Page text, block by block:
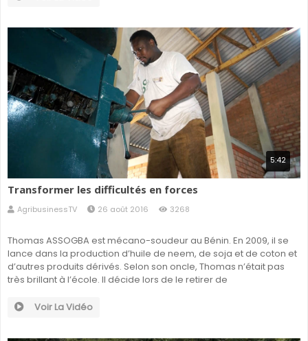
5:42
Transformer les difficultés en forces
AgribusinessTV 26 août 2016 3268
Thomas ASSOGBA est mécano-soudeur au Bénin. En 2009, il se
lance dans la production d’huile de neem, de soja et de coton et
d’autres produits dérivés. Selon son oncle, Thomas n’était pas
très brillant à l’école. Il décide lors de le retirer de
Voir La Vidéo